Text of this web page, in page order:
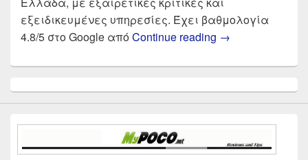
εξειδικευμένες υπηρεσίες. Έχει βαθμολογία
4.8/5 στο Google απόContinue reading Hellas Direct
→
Sidebar
Widget